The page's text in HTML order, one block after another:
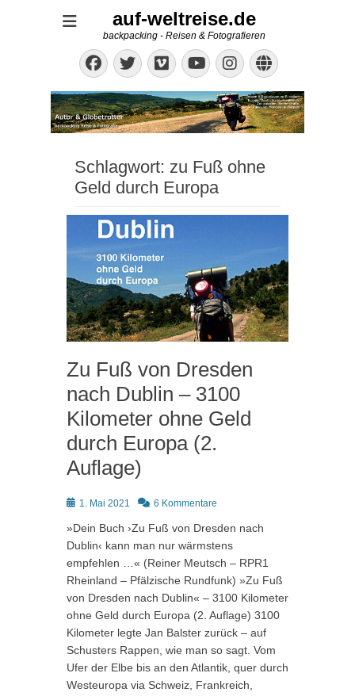
auf-weltreise.de
backpacking - Reisen & Fotografieren
Facebook
Twitter
Vimeo
YouTube
Instagram
Website
Schlagwort: zu Fuß ohne
Geld durch Europa
Zu Fuß von Dresden
nach Dublin – 3100
Kilometer ohne Geld
durch Europa (2.
Auflage)
Posted1. Mai 2021 6 Kommentare
»Dein Buch ›Zu Fuß von Dresden nach
Dublin‹ kann man nur wärmstens
empfehlen …« (Reiner Meutsch – RPR1
Rheinland – Pfälzische Rundfunk) »Zu Fuß
von Dresden nach Dublin« – 3100 Kilometer
ohne Geld durch Europa (2. Auflage) 3100
Kilometer legte Jan Balster zurück – auf
Schusters Rappen, wie man so sagt. Vom
Ufer der Elbe bis an den Atlantik, quer durch
Westeuropa via Schweiz, Frankreich,